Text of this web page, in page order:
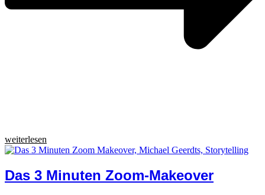
weiterlesen
Das 3 Minuten Zoom-Makeover